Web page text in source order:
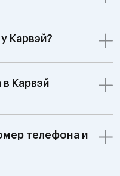
Карвэй?
Карвэй
телефона и